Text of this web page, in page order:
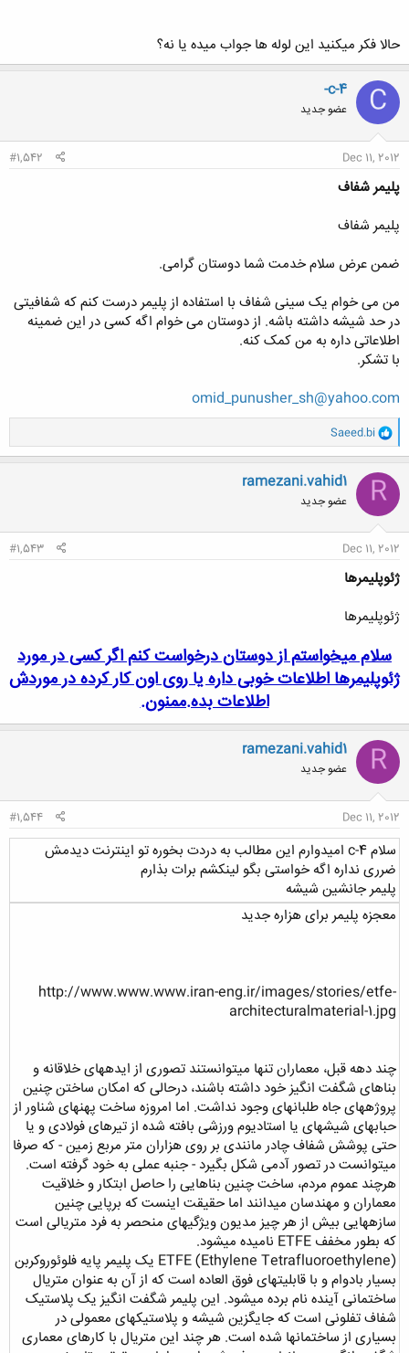
حالا فکر میکنید این لوله ها جواب میده یا نه؟
C
-c-4
عضو جدید
Dec 11, 2012
#1,542
پلیمر شفاف
پلیمر شفاف
ضمن عرض سلام خدمت شما دوستان گرامی.
من می خوام یک سینی شفاف با استفاده از پلیمر درست کنم که شفافیتی
در حد شیشه داشته باشه. از دوستان می خوام اگه کسی در این ضمینه
اطلاعاتی داره به من کمک کنه.
با تشکر.
omid_punusher_sh@yahoo.com
و
ا
ک
ن
ش
ه
ا
Saeed.bi
R
ramezani.vahid1
عضو جدید
Dec 11, 2012
#1,543
ژئوپلیمرها
ژئوپلیمرها
سلام میخواستم از دوستان درخواست کنم اگر کسی در مورد
ژئوپلیمرها اطلاعات خوبی داره یا روی اون کار کرده در موردش
اطلاعات بده.ممنون.
R
ramezani.vahid1
عضو جدید
Dec 11, 2012
#1,544
سلام c-4 امیدوارم این مطالب به دردت بخوره تو اینترنت دیدمش
ضرری نداره اگه خواستی بگو لینکشم برات بذارم
پلیمر جانشین شیشه
معجزه پلیمر برای هزاره جدید
http://www.www.www.iran-eng.ir/images/stories/etfe-
architecturalmaterial-1.jpg
چند دهه قبل، معماران تنها میتوانستند تصوری از ایدههای خلاقانه و
بناهای شگفت انگیز خود داشته باشند، درحالی که امکان ساختن چنین
پروژههای جاه طلبانهای وجود نداشت. اما امروزه ساخت پهنهای شناور از
حبابهای شیشهای یا استادیوم ورزشی بافته شده از تیرهای فولادی و یا
حتی پوشش شفاف چادر مانندی بر روی هزاران متر مربع زمین - که صرفا
می­توانست در تصور آدمی شکل بگیرد - جنبه عملی به خود گرفته است.
هرچند عموم مردم، ساخت چنین بناهایی را حاصل ابتکار و خلاقیت
معماران و مهندسان میدانند اما حقیقت اینست که برپایی چنین
سازههایی بیش از هر چیز مدیون ویژگیهای منحصر به فرد متریالی است
که بطور مخفف ETFE نامیده میشود.
ETFE (Ethylene Tetrafluoroethylene) یک پلیمر پایه فلوئوروکربن
بسیار بادوام و با قابلیتهای فوق العاده است که از آن به عنوان متریال
ساختمانی آینده نام برده میشود. این پلیمر شگفت انگیز یک پلاستیک
شفاف تفلونی است که جایگزین شیشه و پلاستیکهای معمولی در
بسیاری از ساختمانها شده است. هر چند این متریال با کارهای معماری